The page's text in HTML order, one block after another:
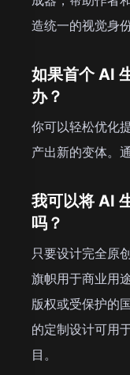
造统一的视觉身份
如果首个 AI
办？
你可以轻松优化
产出新的变体。
我可以将 AI
吗？
只要设计完全原
旗帜用于商业用
版权或受保护的
的定制设计可用
目。